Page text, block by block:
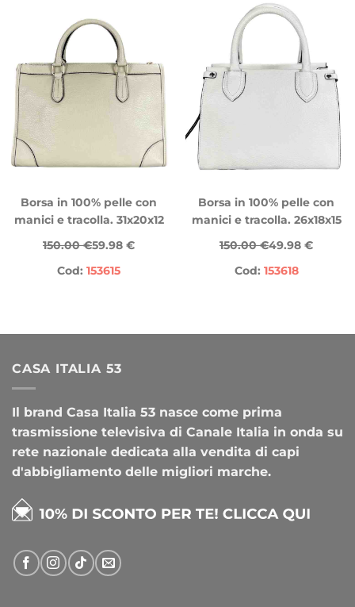
Borsa in 100% pelle con
manici e tracolla. 31x20x12
150.00 €59.98 €
Cod: 153615
Borsa in 100% pelle con
manici e tracolla. 26x18x15
150.00 €49.98 €
Cod: 153618
CASA ITALIA 53
Il brand Casa Italia 53 nasce come prima
trasmissione televisiva di Canale Italia in onda su
rete nazionale dedicata alla vendita di capi
d'abbigliamento delle migliori marche.